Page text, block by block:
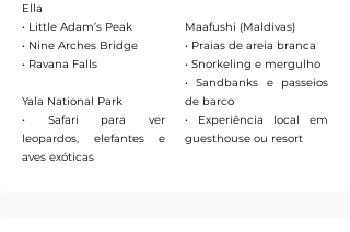
Ella
• Little Adam’s Peak
• Nine Arches Bridge
• Ravana Falls
Yala National Park
• Safari para ver
leopardos, elefantes e
aves exóticas
Maafushi (Maldivas)
• Praias de areia branca
• Snorkeling e mergulho
• Sandbanks e passeios
de barco
• Experiência local em
guesthouse ou resort